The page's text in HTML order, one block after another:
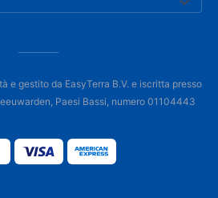
e gestito da EasyTerra B.V. e iscritta presso
Paesi Bassi, numero 01104443